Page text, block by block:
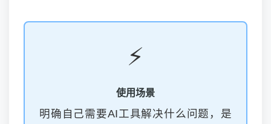
⚡
使用场景
明确自己需要AI工具解决什么问题，是